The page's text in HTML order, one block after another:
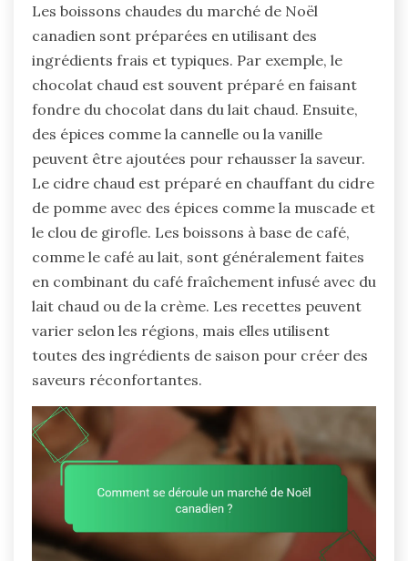
Les boissons chaudes du marché de Noël
canadien sont préparées en utilisant des
ingrédients frais et typiques. Par exemple, le
chocolat chaud est souvent préparé en faisant
fondre du chocolat dans du lait chaud. Ensuite,
des épices comme la cannelle ou la vanille
peuvent être ajoutées pour rehausser la saveur.
Le cidre chaud est préparé en chauffant du cidre
de pomme avec des épices comme la muscade et
le clou de girofle. Les boissons à base de café,
comme le café au lait, sont généralement faites
en combinant du café fraîchement infusé avec du
lait chaud ou de la crème. Les recettes peuvent
varier selon les régions, mais elles utilisent
toutes des ingrédients de saison pour créer des
saveurs réconfortantes.